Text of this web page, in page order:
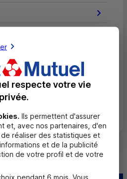
(90360)
départements
respecte votre vie
privée.
Ils permettent d'assurer
et, avec nos partenaires, d'en
réaliser des statistiques et
et de la publicité
de votre profil et de votre
pendant 6 mois. Vous